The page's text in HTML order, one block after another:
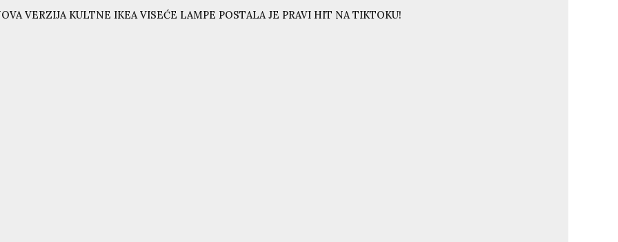
VERZIJA KULTNE IKEA VISEĆE LAMPE POSTALA JE PRAVI HIT NA TIKTOKU!